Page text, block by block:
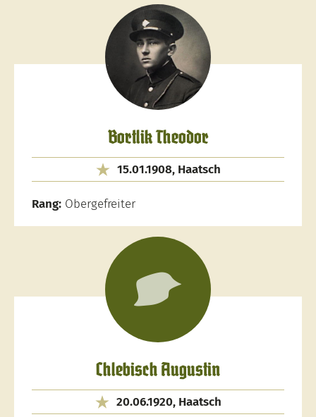
Bortlik Theodor
15.01.1908, Haatsch
Rang: Obergefreiter
Chlebisch Augustin
20.06.1920, Haatsch